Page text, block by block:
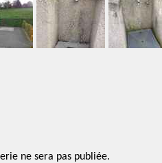
ne sera pas publiée.